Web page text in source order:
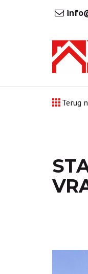
Terug